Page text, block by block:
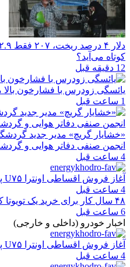
کوتاه می‌آید؟
12 دقیقه قبل
یائسگی زودرس با فشارخون
1 ساعت قبل
«خشایار گریچ» مدیر جدید
انجمن صنفی دفاتر هوایی و
4 ساعت قبل
آغاز فروش اقساطی اونترا U۷۵ پلاس در نوین خودرو
4 ساعت قبل
۴۸ سال کار برای خرید یک تویوتا کمری
6 ساعت قبل
اخبار خودرو (داخلی و خارجی)
آغاز فروش اقساطی اونترا U۷۵ پلاس در نوین خودرو
4 ساعت قبل